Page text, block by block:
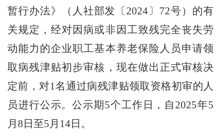
暂行办法》（人社部发〔 2024〕 72号）的有
关规定，经对因病或非因工致残完全丧失劳
动能力的企业职工基本养老保险人员申请领
取病残津贴初步审核，现在做出正式审核决
定前，对1名通过病残津贴领取资格初审的人
员进行公示。公示期5个工作日，自 2025年5
月 8 日至5月 14日。